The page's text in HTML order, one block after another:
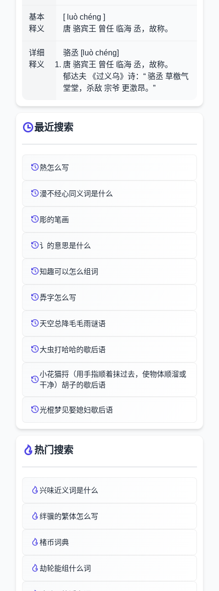
基本
释义
[ luò chéng ]
唐 骆宾王 曾任 临海 丞，故称。
详细
释义
骆丞 [luò chéng]
唐 骆宾王 曾任 临海 丞，故称。
郁达夫 《过义乌》诗：“ 骆丞 草檄气
堂堂，杀敌 宗爷 更激昂。”
最近搜索
熱怎么写
漫不经心同义词是什么
彫的笔画
讠的意思是什么
知趣可以怎么组词
馵字怎么写
天空总降毛毛雨谜语
大虫打哈哈的歇后语
小花猫捋（用手指顺着抹过去，使物体顺溜或
干净）胡子的歇后语
光棍梦见娶媳妇歇后语
热门搜索
兴味近义词是什么
绊骥的繁体怎么写
楮币词典
劫轮能组什么词